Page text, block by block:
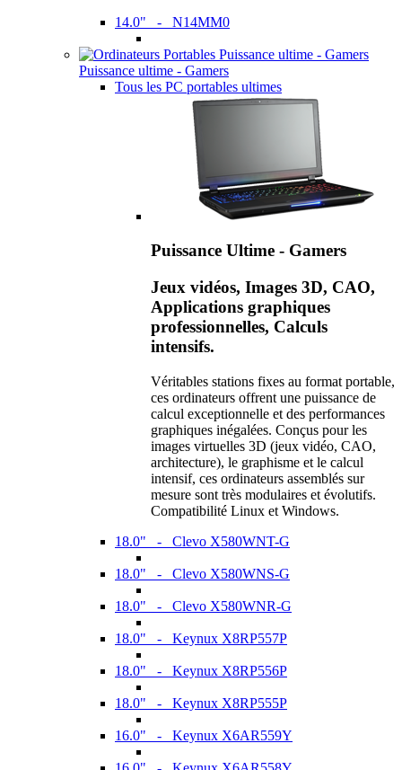
14.0" - N14MM0
Puissance ultime - Gamers
Tous les PC portables ultimes
Puissance Ultime - Gamers
Jeux vidéos, Images 3D, CAO,
Applications graphiques
professionnelles, Calculs
intensifs.
Véritables stations fixes au format portable,
ces ordinateurs offrent une puissance de
calcul exceptionnelle et des performances
graphiques inégalées. Conçus pour les
images virtuelles 3D (jeux vidéo, CAO,
architecture), le graphisme et le calcul
intensif, ces ordinateurs assemblés sur
mesure sont très modulaires et évolutifs.
Compatibilité Linux et Windows.
18.0" - Clevo X580WNT-G
18.0" - Clevo X580WNS-G
18.0" - Clevo X580WNR-G
18.0" - Keynux X8RP557P
18.0" - Keynux X8RP556P
18.0" - Keynux X8RP555P
16.0" - Keynux X6AR559Y